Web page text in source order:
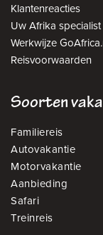
Klantenreacties
Uw Afrika specialist
Werkwijze
Reisvoorwaarden
Soorten
Familiereis
Autovakantie
Motorvakantie
Aanbieding
Safari
Treinreis